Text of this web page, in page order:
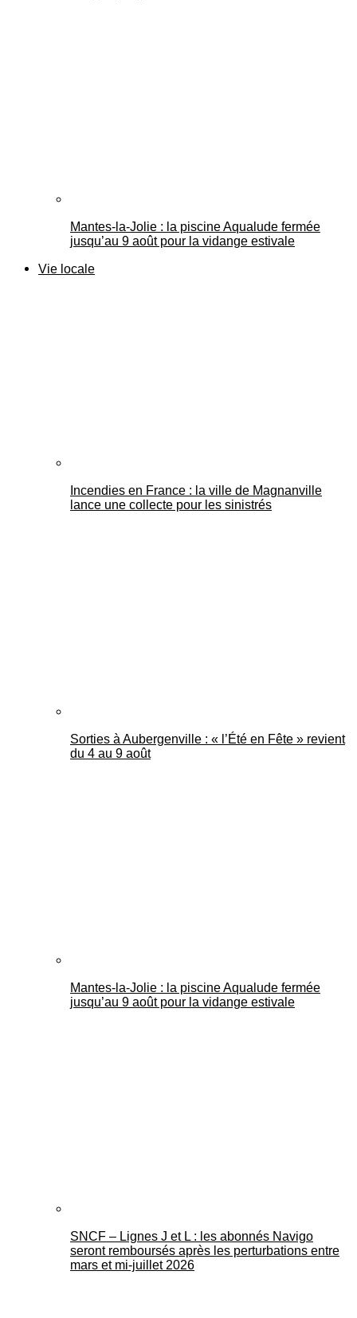
Mantes-la-Jolie : la piscine Aqualude fermée
jusqu’au 9 août pour la vidange estivale
Vie locale
Incendies en France : la ville de Magnanville
lance une collecte pour les sinistrés
Sorties à Aubergenville : « l’Été en Fête » revient
du 4 au 9 août
Mantes-la-Jolie : la piscine Aqualude fermée
jusqu’au 9 août pour la vidange estivale
SNCF – Lignes J et L : les abonnés Navigo
seront remboursés après les perturbations entre
mars et mi-juillet 2026